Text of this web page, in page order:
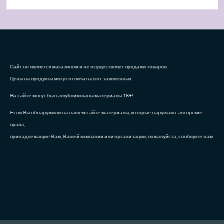
Сайт не является магазином и не осуществляет продажи товаров.
Цены на продукты могут отличаться от заявленных.
На сайте могут быть опубликованы материалы 18+!
Если Вы обнаружили на нашем сайте материалы, которые нарушают авторские
права,
принадлежащие Вам, Вашей компании или организации, пожалуйста, сообщите нам.